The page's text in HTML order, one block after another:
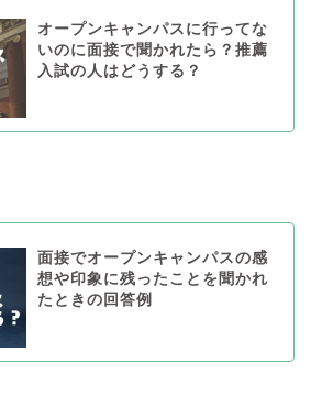
オープンキャンパスに行ってな
いのに面接で聞かれたら？推薦
入試の人はどうする？
面接でオープンキャンパスの感
想や印象に残ったことを聞かれ
たときの回答例